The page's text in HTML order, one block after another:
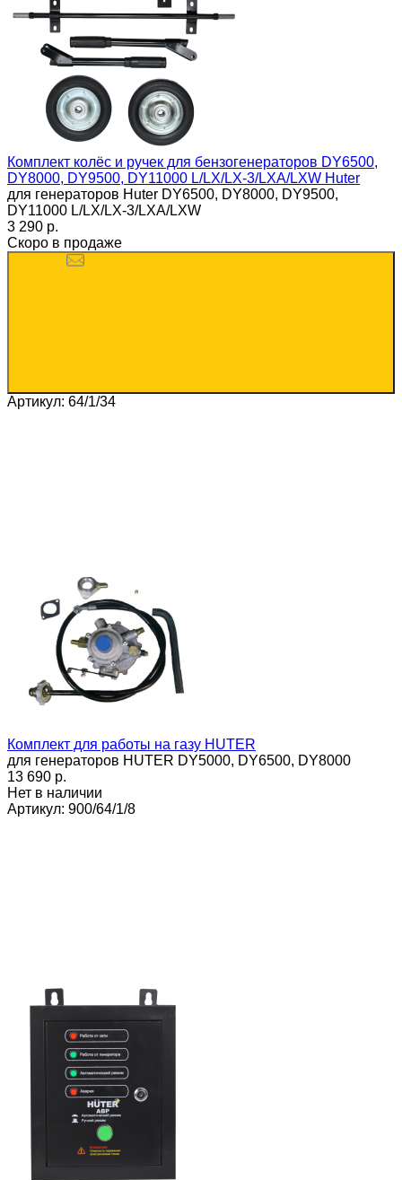
Комплект колёс и ручек для бензогенераторов DY6500,
DY8000, DY9500, DY11000 L/LX/LX-3/LXA/LXW Huter
для генераторов Huter DY6500, DY8000, DY9500,
DY11000 L/LX/LX-3/LXA/LXW
3 290 p.
Скоро в продаже
Артикул: 64/1/34
Комплект для работы на газу HUTER
для генераторов HUTER DY5000, DY6500, DY8000
13 690 p.
Нет в наличии
Артикул: 900/64/1/8